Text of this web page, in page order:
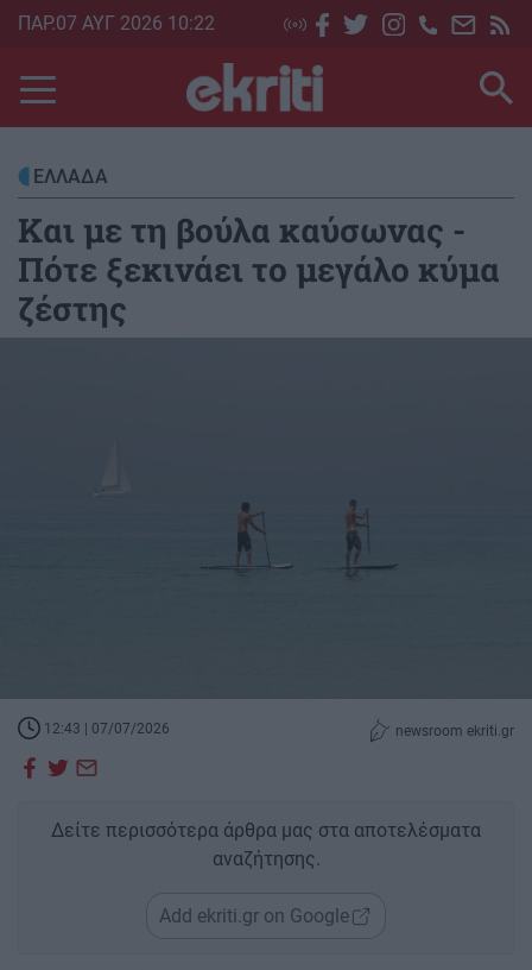
Skip
main
content
ΠΑΡ.07 ΑΥΓ 2026 10:22
ΕΛΛΑΔΑ
Και με τη βούλα καύσωνας -
Πότε ξεκινάει το μεγάλο κύμα
ζέστης
12:43 | 07/07/2026 newsroom ekriti.gr
Δείτε περισσότερα άρθρα μας στα αποτελέσματα
αναζήτησης.
Add ekriti.gr on Google